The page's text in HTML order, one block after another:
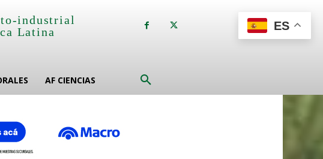
industrial
Latina
AF CIENCIAS
ES